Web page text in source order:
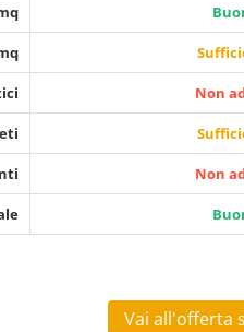
Non
Non
Vai all'offerta